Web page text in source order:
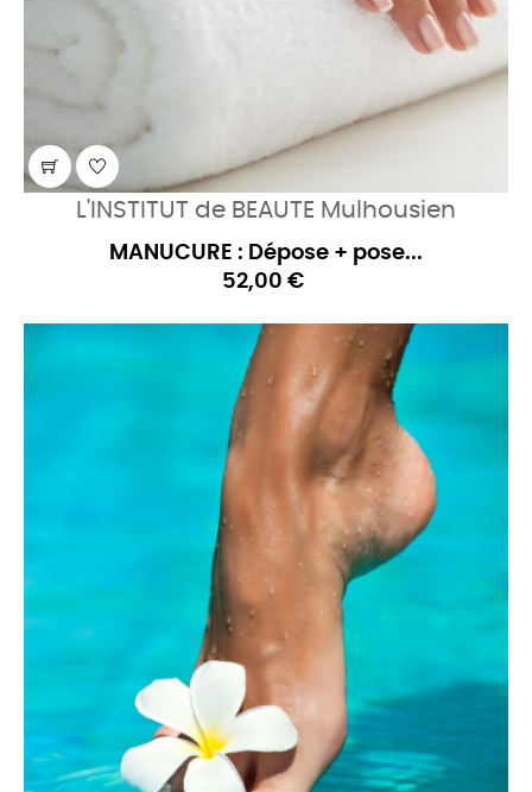
L'INSTITUT de BEAUTE Mulhousien
MANUCURE : Dépose + pose...
52,00 €